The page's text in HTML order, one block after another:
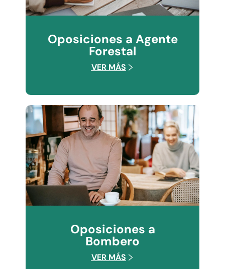
Oposiciones a Agente
Forestal
VER MÁS
Oposiciones a
Bombero
VER MÁS